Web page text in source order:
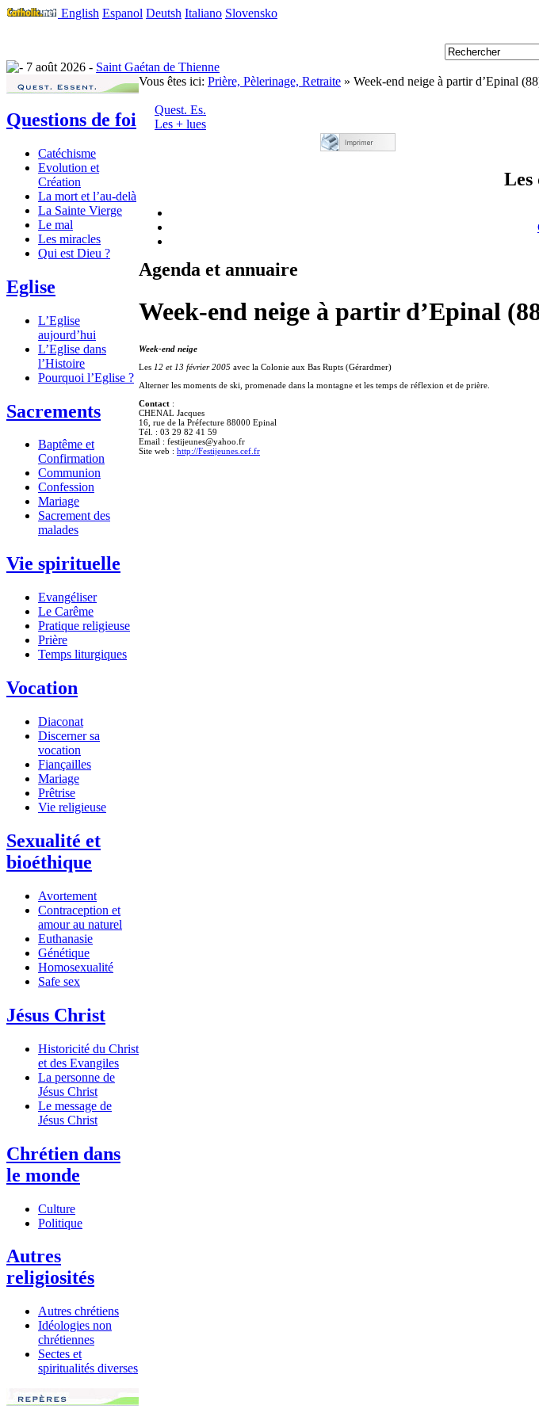
English Espanol Deutsh Italiano Slovensko
7 août 2026 - Saint Gaétan de Thienne
Questions de foi
Catéchisme
Evolution et
Création
La mort et l’au-delà
La Sainte Vierge
Le mal
Les miracles
Qui est Dieu ?
Eglise
L’Eglise
aujourd’hui
L’Eglise dans
l’Histoire
Pourquoi l’Eglise ?
Sacrements
Baptême et
Confirmation
Communion
Confession
Mariage
Sacrement des
malades
Vie spirituelle
Evangéliser
Le Carême
Pratique religieuse
Prière
Temps liturgiques
Vocation
Diaconat
Discerner sa
vocation
Fiançailles
Mariage
Prêtrise
Vie religieuse
Sexualité et
bioéthique
Avortement
Contraception et
amour au naturel
Euthanasie
Génétique
Homosexualité
Safe sex
Jésus Christ
Historicité du Christ
et des Evangiles
La personne de
Jésus Christ
Le message de
Jésus Christ
Chrétien dans
le monde
Culture
Politique
Autres
religiosités
Autres chrétiens
Idéologies non
chrétiennes
Sectes et
spiritualités diverses
Vous êtes ici: Prière, Pèlerinage, Retraite » Week-end neige à partir d’Epinal
Quest. Es.
Les + lues
Les
Agenda et annuaire
Week-end neige à partir d’Epinal
Week-end neige
Les 12 et 13 février 2005 avec la Colonie aux Bas Rupts (Gérardmer)
Alterner les moments de ski, promenade dans la montagne et les temps de réflexion et de prière.
Contact :
CHENAL Jacques
16, rue de la Préfecture 88000 Epinal
Tél. : 03 29 82 41 59
Email : festijeunes@yahoo.fr
Site web : http://Festijeunes.cef.fr